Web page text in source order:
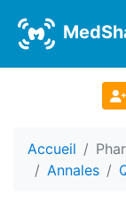
Accueil
Annales